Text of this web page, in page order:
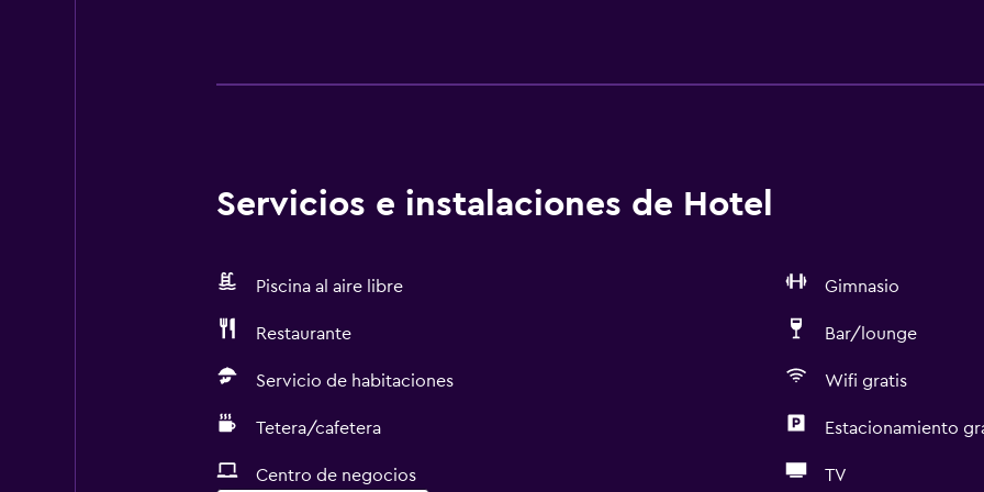
Servicios e instalaciones de Hotel
Piscina al aire libre Gimnasio
Restaurante Bar/lounge
Servicio de habitaciones Wifi gratis
Tetera/cafetera Estacionamiento
Centro de negocios TV